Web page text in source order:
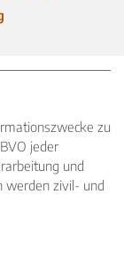
zu
jeder
und
werden zivil- und